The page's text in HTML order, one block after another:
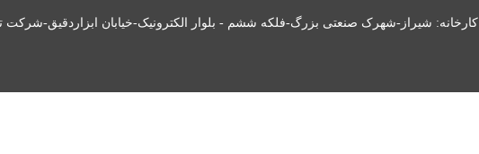
کارخانه: شیراز-شهرک صنعتی بزرگ-فلکه ششم - بلوار الکترونیک-خیابان ابزاردقیق-شرکت